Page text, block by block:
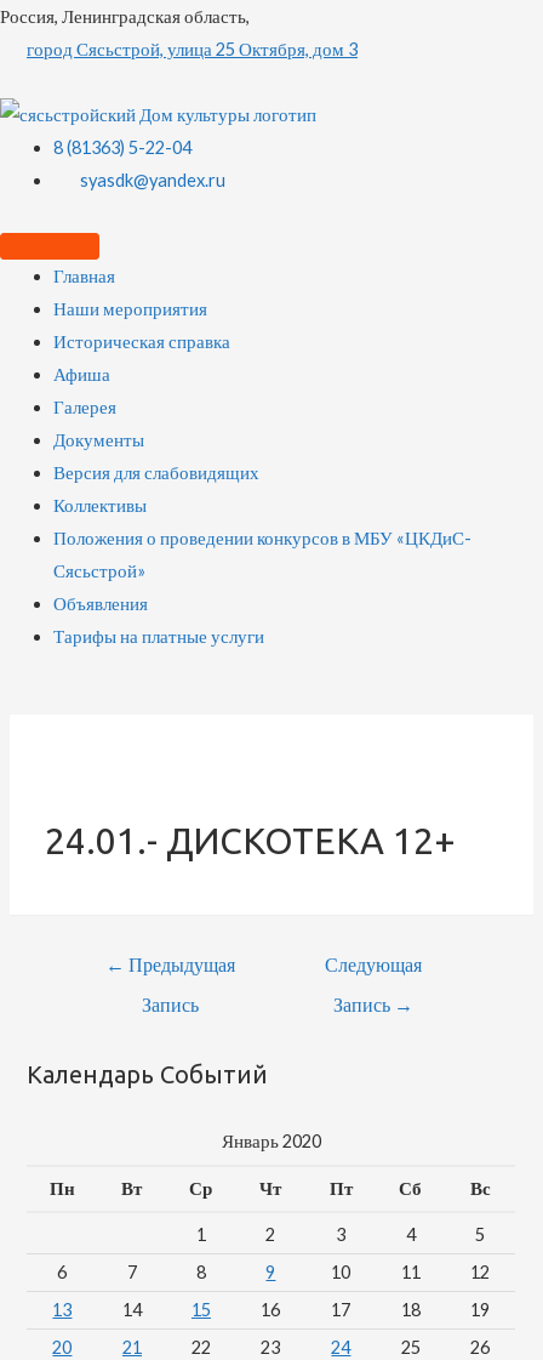
Россия, Ленинградская область,
город Сясьстрой, улица 25 Октября, дом 3
8 (81363) 5-22-04
syasdk@yandex.ru
Главная
Наши мероприятия
Историческая справка
Афиша
Галерея
Документы
Версия для слабовидящих
Коллективы
Положения о проведении конкурсов в МБУ «ЦКДиС-
Сясьстрой»
Объявления
Тарифы на платные услуги
24.01.- ДИСКОТЕКА 12+
Навигация
← Предыдущая
Запись
Следующая
Запись →
Календарь Событий
Январь 2020
Пн Вт Ср Чт Пт Сб Вс
1 2 3 4
5
6
7 8 9 10 11
12
13
14 15 16 17 18
19
20
21 22 23 24 25
26